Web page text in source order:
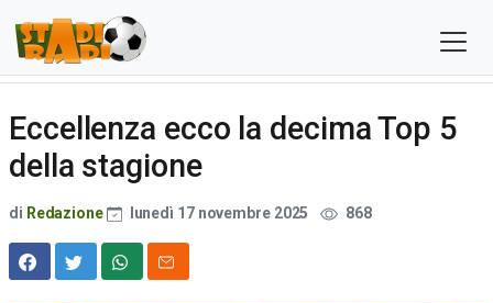
Eccellenza ecco la decima Top 5
della stagione
di Redazione lunedì 17 novembre 2025 868